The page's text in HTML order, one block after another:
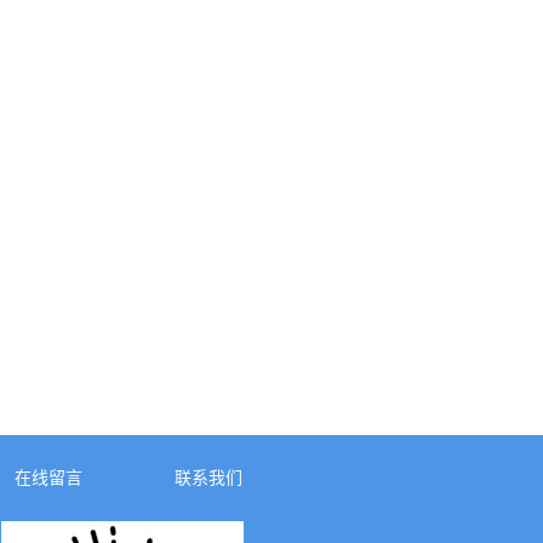
在线留言 联系我们